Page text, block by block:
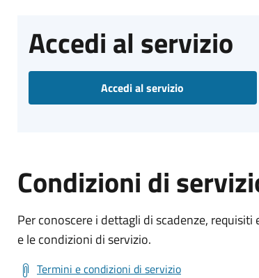
Accedi al servizio
Accedi al servizio
Condizioni di
Per conoscere i dettagli di scadenze,
e le condizioni di servizio.
Termini e condizioni di servizio